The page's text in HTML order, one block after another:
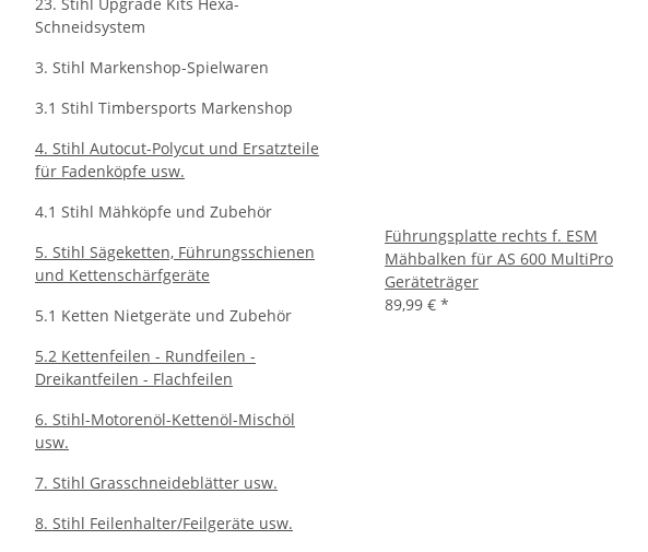
Führungsplatte rechts f. ESM
Mähbalken für AS 600 MultiPro
Geräteträger
89,99 € *
Schneidsystem
3. Stihl Markenshop-Spielwaren
3.1 Stihl Timbersports Markenshop
4. Stihl Autocut-Polycut und Ersatzteile
für Fadenköpfe usw.
4.1 Stihl Mähköpfe und Zubehör
5. Stihl Sägeketten, Führungsschienen
und Kettenschärfgeräte
5.1 Ketten Nietgeräte und Zubehör
5.2 Kettenfeilen - Rundfeilen -
Dreikantfeilen - Flachfeilen
6. Stihl-Motorenöl-Kettenöl-Mischöl
usw.
7. Stihl Grasschneideblätter usw.
8. Stihl Feilenhalter/Feilgeräte usw.